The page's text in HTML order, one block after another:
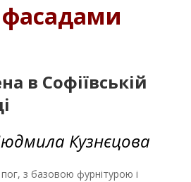
фасадами
в Софіївській
Кузнєцова
з базовою фурнітурою і